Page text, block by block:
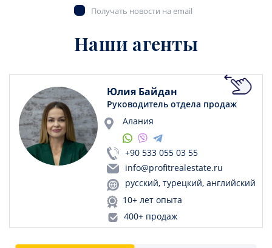
Получать новости на email
Наши агенты
Юлия Байдан
Руководитель отдела продаж
Алания
+90 533 055 03 55
info@profitrealestate.ru
русский, турецкий, английский
10+ лет опыта
400+ продаж